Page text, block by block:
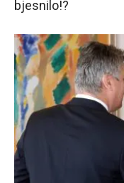
bjesnilo!?